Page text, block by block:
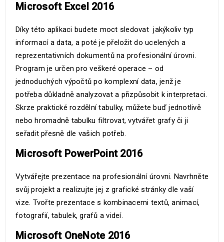
Microsoft Excel 2016
Díky této aplikaci budete moct sledovat jakýkoliv typ
informací a data, a poté je přeložit do ucelených a
reprezentativních dokumentů na profesionální úrovni.
Program je určen pro veškeré operace – od
jednoduchých výpočtů po komplexní data, jenž je
potřeba důkladně analyzovat a přizpůsobit k interpretaci.
Skrze praktické rozdělní tabulky, můžete buď jednotlivě
nebo hromadně tabulku filtrovat, vytvářet grafy či ji
seřadit přesně dle vašich potřeb.
Microsoft PowerPoint 2016
Vytvářejte prezentace na profesionální úrovni. Navrhněte
svůj projekt a realizujte jej z grafické stránky dle vaší
vize. Tvořte prezentace s kombinacemi textů, animací,
fotografií, tabulek, grafů a videí.
Microsoft OneNote 2016